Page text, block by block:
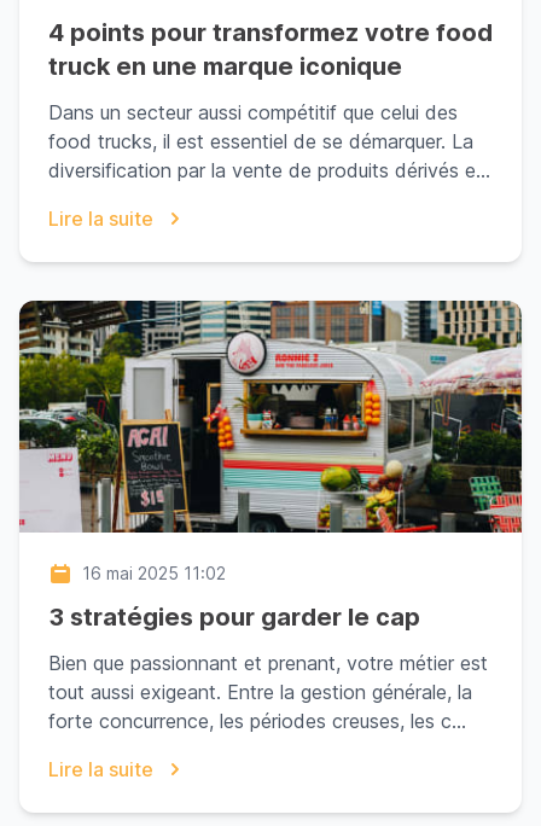
4 points pour transformez votre food
truck en une marque iconique
Dans un secteur aussi compétitif que celui des
food trucks, il est essentiel de se démarquer. La
diversification par la vente de produits dérivés e...
Lire la suite
16 mai 2025 11:02
3 stratégies pour garder le cap
Bien que passionnant et prenant, votre métier est
tout aussi exigeant. Entre la gestion générale, la
forte concurrence, les périodes creuses, les c...
Lire la suite